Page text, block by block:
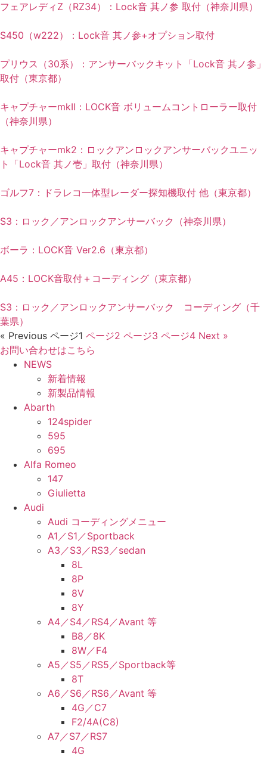
フェアレディZ（RZ34）：Lock音 其ノ参 取付（神奈川県）
S450（w222）：Lock音 其ノ参+オプション取付
プリウス（30系）：アンサーバックキット「Lock音 其ノ参」
取付（東京都）
キャプチャーmkⅡ：LOCK音 ボリュームコントローラー取付
（神奈川県）
キャプチャーmk2：ロックアンロックアンサーバックユニッ
ト「Lock音 其ノ壱」取付（神奈川県）
ゴルフ7：ドラレコ一体型レーダー探知機取付 他（東京都）
S3：ロック／アンロックアンサーバック（神奈川県）
ボーラ：LOCK音 Ver2.6（東京都）
A45：LOCK音取付＋コーディング（東京都）
S3：ロック／アンロックアンサーバック コーディング（千
葉県）
« Previous ページ1 ページ2 ページ3 ページ4 Next »
お問い合わせはこちら
NEWS
新着情報
新製品情報
Abarth
124spider
595
695
Alfa Romeo
147
Giulietta
Audi
Audi コーディングメニュー
A1／S1／Sportback
A3／S3／RS3／sedan
8L
8P
8V
8Y
A4／S4／RS4／Avant 等
B8／8K
8W／F4
A5／S5／RS5／Sportback等
8T
A6／S6／RS6／Avant 等
4G／C7
F2/4A(C8)
A7／S7／RS7
4G